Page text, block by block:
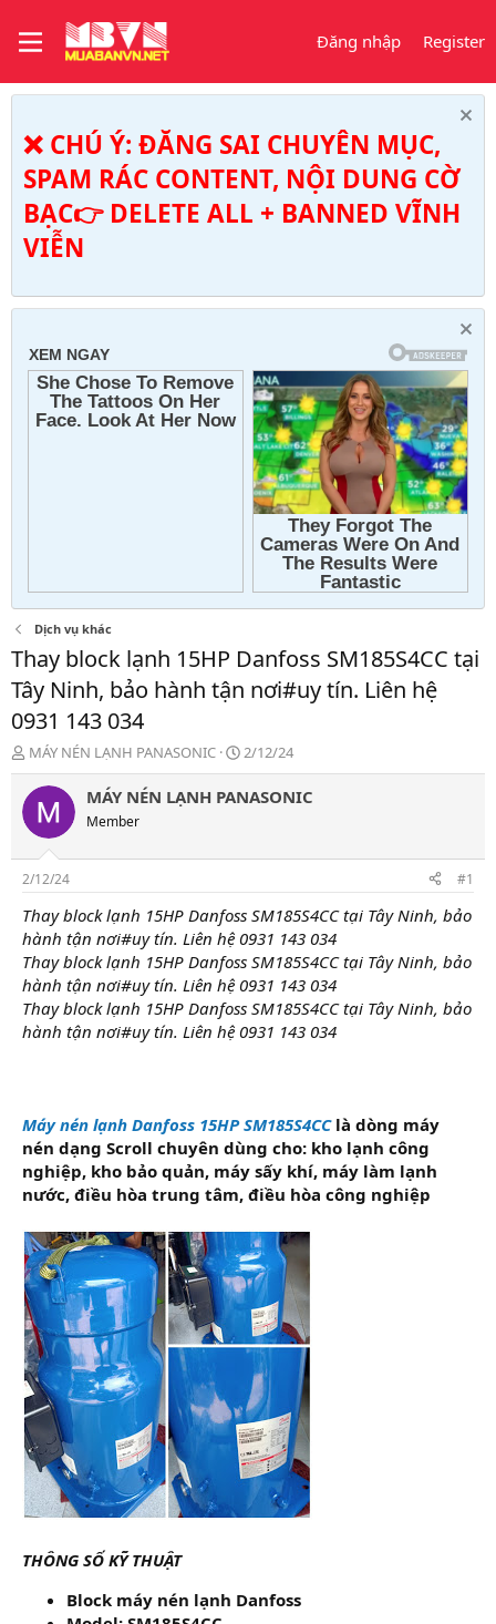
Đăng nhập Register
❌ CHÚ Ý: ĐĂNG SAI CHUYÊN MỤC,
SPAM RÁC CONTENT, NỘI DUNG CỜ
BẠC👉 DELETE ALL + BANNED VĨNH
VIỄN
Dịch vụ khác
Thay block lạnh 15HP Danfoss SM185S4CC tại
Tây Ninh, bảo hành tận nơi#uy tín. Liên hệ
0931 143 034
T
h
r
a
s
t
a
t
e
r
MÁY NÉN LẠNH PANASONIC
N
g
à
2/12/24
MÁY NÉN LẠNH PANASONIC
Member
2/12/24 #1
Thay block lạnh 15HP Danfoss SM185S4CC tại Tây Ninh, bảo
hành tận nơi#uy tín. Liên hệ 0931 143 034
Thay block lạnh 15HP Danfoss SM185S4CC tại Tây Ninh, bảo
hành tận nơi#uy tín. Liên hệ 0931 143 034
Thay block lạnh 15HP Danfoss SM185S4CC tại Tây Ninh, bảo
hành tận nơi#uy tín. Liên hệ 0931 143 034
Máy nén lạnh Danfoss 15HP SM185S4CClà dòng máy
nén dạng Scroll chuyên dùng cho: kho lạnh công
nghiệp, kho bảo quản, máy sấy khí, máy làm lạnh
nước, điều hòa trung tâm, điều hòa công nghiệp
THÔNG SỐ KỸ THUẬT
Block máy nén lạnh Danfoss